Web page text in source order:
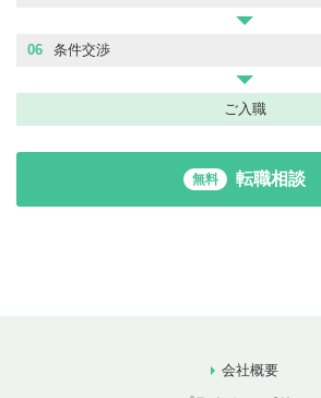
06 条件交渉
ご入職
無料 転職相談
会社概要